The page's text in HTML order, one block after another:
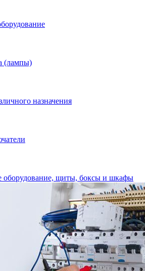
(лампы)
назначения
оборудование, щиты, боксы и шкафы